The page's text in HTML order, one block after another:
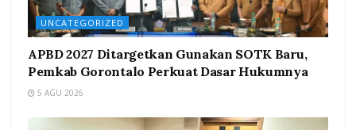
UNCATEGORIZED
APBD 2027 Ditargetkan Gunakan SOTK Baru,
Pemkab Gorontalo Perkuat Dasar Hukumnya
5 AGU 2026